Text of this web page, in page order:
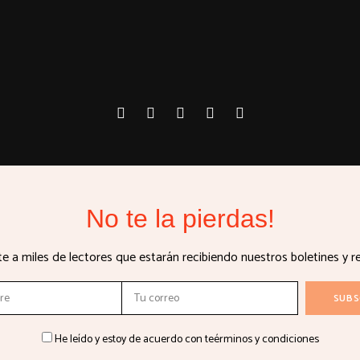
No te la pierdas!
a miles de lectores que estarán recibiendo nuestros boletines y
He leído y estoy de acuerdo con teérminos y condiciones